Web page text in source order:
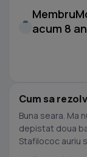
M
acum 8
Cum sa
Buna seara. Ma
depistat doua
Stafilococ auriu